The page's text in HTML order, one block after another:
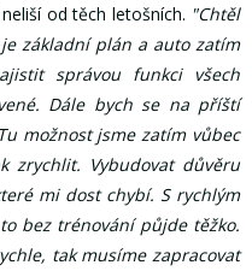
od těch letošních. "Chtěl
základní plán a auto zatím
správou funkci všech
Dále bych se na příští
možnost jsme zatím vůbec
zrychlit. Vybudovat důvěru
mi dost chybí. S rychlým
bez trénování půjde těžko.
tak musíme zapracovat